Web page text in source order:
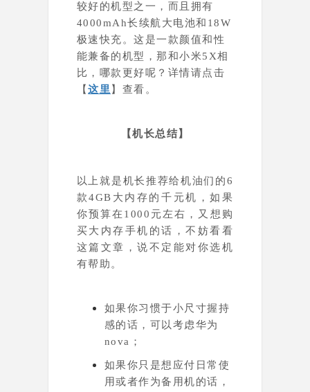
较好的机型之一，而且拥有
4000mAh长续航大电池和18W
极速快充。这是一款颜值和性
能兼备的机型，那和小米5X相
比，哪款更好呢？详情请点击
【这里 】查看。
【机长总结】
以上就是机长推荐给机油们的6
款4GB大内存的千元机，如果
你预算在1000元左右，又想购
买大内存手机的话，不妨看看
这篇文章，说不定能对你选机
有帮助。
如果你习惯于小尺寸握持
感的话，可以考虑华为
nova；
如果你只是想应付日常使
用或者作为备用机的话，